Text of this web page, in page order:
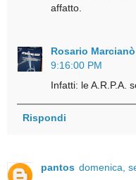
affatto.
Rosario Marcianò
9:16:00 PM
Infatti: le A.R.P.A.
Rispondi
pantos domenica,